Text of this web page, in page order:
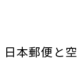
日本郵便と